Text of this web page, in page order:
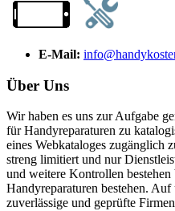
E-Mail:
Über Uns
Wir haben es uns zur Aufgabe
für Handyreparaturen zu
eines Webkataloges zugänglich
streng limitiert und nur
und weitere Kontrollen
Handyreparaturen bestehen.
zuverlässige und geprüfte